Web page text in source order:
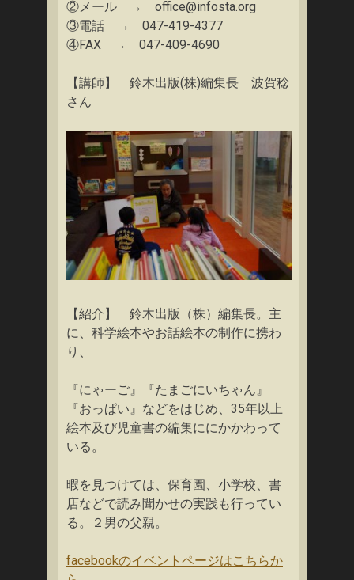
②メール → office@infosta.org
③電話 → 047-419-4377
④FAX → 047-409-4690
【講師】 鈴木出版(株)編集長 波賀稔
さん
【紹介】 鈴木出版（株）編集長。主
に、科学絵本やお話絵本の制作に携わ
り、
『にゃーご』『たまごにいちゃん』
『おっぱい』などをはじめ、35年以上
絵本及び児童書の編集ににかかわって
いる。
暇を見つけては、保育園、小学校、書
店などで読み聞かせの実践も行ってい
る。２男の父親。
facebookのイベントページはこちらか